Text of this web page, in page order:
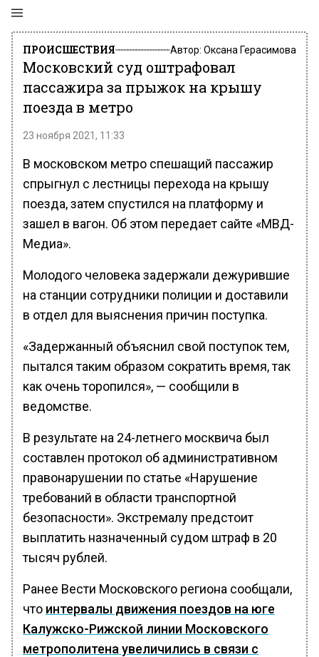
ПРОИСШЕСТВИЯ Автор: Оксана Герасимова
Московский суд оштрафовал
пассажира за прыжок на крышу
поезда в метро
23 ноября 2021, 11:33
В московском метро спешащий пассажир
спрыгнул с лестницы перехода на крышу
поезда, затем спустился на платформу и
зашел в вагон. Об этом передает сайте «МВД-
Медиа».
Молодого человека задержали дежурившие
на станции сотрудники полиции и доставили
в отдел для выяснения причин поступка.
«Задержанный объяснил свой поступок тем,
пытался таким образом сократить время, так
как очень торопился», — сообщили в
ведомстве.
В результате на 24-летнего москвича был
составлен протокол об административном
правонарушении по статье «Нарушение
требований в области транспортной
безопасности». Экстремалу предстоит
выплатить назначенный судом штраф в 20
тысяч рублей.
Ранее Вести Московского региона сообщали,
что интервалы движения поездов на юге
Калужско-Рижской линии Московского
метрополитена увеличились в связи с